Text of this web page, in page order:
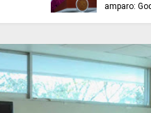
amparo: